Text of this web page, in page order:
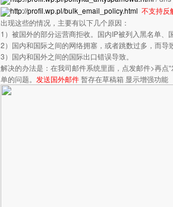
http://profil.wp.pl/bulk_email_policy.html 不支持反
出现这些的情况，主要有以下几个原因：
1）被国外的部分运营商拒收。国内IP被列入黑名单
2）国内和国际之间的网络拥塞，或者跳数过多，而导
3）国内和国外之间的国际出口错误导致。
解决的办法是：在我司邮件系统里面，点发邮件>再点
单的问题。 发送国外邮件暂存在草稿箱 显示增强功能